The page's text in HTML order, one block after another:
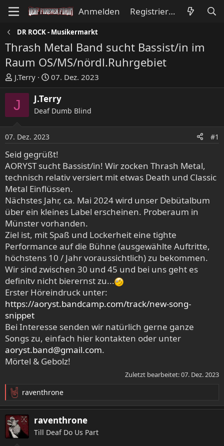
Anmelden Registrieren
DR ROCK - Musikermarkt
Thrash Metal Band sucht Bassist/in im
Raum OS/MS/nördl.Ruhrgebiet
E
r
s
t
e
l
e
r
J.Terry
E
r
s
t
l
t
a
m
07. Dez. 2023
J J.Terry
Deaf Dumb Blind
07. Dez. 2023 #1
Seid gegrüßt!
AORYST sucht Bassist/in! Wir zocken Thrash Metal,
technisch relativ versiert mit etwas Death und Classic
Metal Einflüssen.
Nächstes Jahr, ca. Mai 2024 wird unser Debütalbum
über ein kleines Label erscheinen. Proberaum in
Münster vorhanden.
Ziel ist, mit Spaß und Lockerheit eine tighte
Performance auf die Bühne (ausgewählte Auftritte,
höchstens 10 / Jahr voraussichtlich) zu bekommen.
Wir sind zwischen 30 und 45 und bei uns geht es
definitv nicht bierernst zu...
Erster Höreindruck unter:
https://aoryst.bandcamp.com/track/new-song-
snippet
Bei Interesse senden wir natürlich gerne ganze
Songs zu, einfach hier kontakten oder unter
aoryst.band@gmail.com.
Mörtel & Gebolz!
Zuletzt bearbeitet:07. Dez. 2023
R
e
a
k
t
raventhrone
raventhrone
Till Deaf Do Us Part